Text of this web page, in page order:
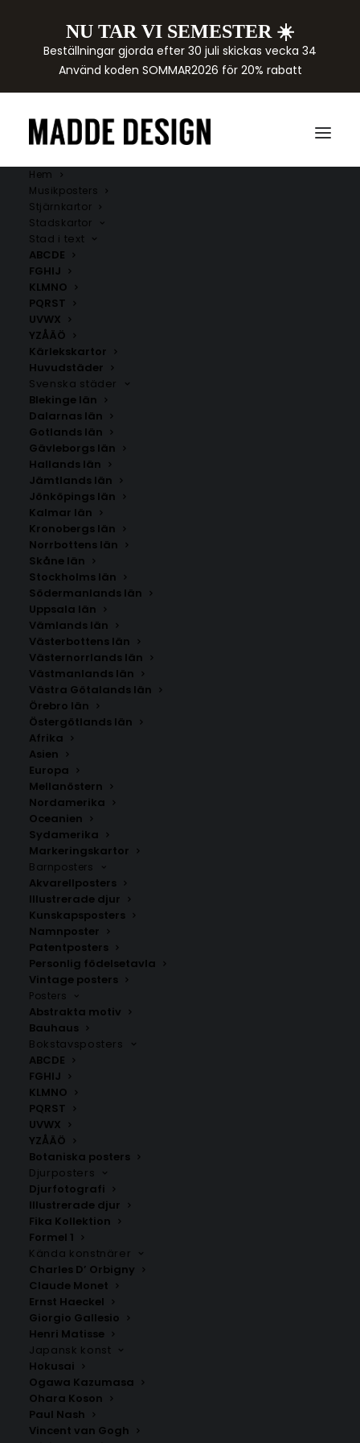
NU TAR VI SEMESTER ☀️
Beställningar gjorda efter 30 juli skickas vecka 34
Använd koden SOMMAR2026 för 20% rabatt
Hem
Musikposters
Stjärnkartor
Stadskartor
Stad i text
ABCDE
FGHIJ
KLMNO
PQRST
UVWX
YZÅÄÖ
Kärlekskartor
Huvudstäder
Svenska städer
Blekinge län
Dalarnas län
Gotlands län
Gävleborgs län
Hallands län
Jämtlands län
Jönköpings län
Kalmar län
Kronobergs län
Norrbottens län
Skåne län
Stockholms län
Södermanlands län
Uppsala län
Vämlands län
Västerbottens län
Västernorrlands län
Västmanlands län
Västra Götalands län
Örebro län
Östergötlands län
Afrika
Asien
Europa
Mellanöstern
Nordamerika
Oceanien
Sydamerika
Markeringskartor
Barnposters
Akvarellposters
Illustrerade djur
Kunskapsposters
Namnposter
Patentposters
Personlig födelsetavla
Vintage posters
Posters
Abstrakta motiv
Bauhaus
Bokstavsposters
ABCDE
FGHIJ
KLMNO
PQRST
UVWX
YZÅÄÖ
Botaniska posters
Djurposters
Djurfotografi
Illustrerade djur
Fika Kollektion
Formel 1
Kända konstnärer
Charles D’ Orbigny
Claude Monet
Ernst Haeckel
Giorgio Gallesio
Henri Matisse
Japansk konst
Hokusai
Ogawa Kazumasa
Ohara Koson
Paul Nash
Vincent van Gogh
Minimalistisk Magnolia Poster
Storlek
229.00kr
Minimalistisk Magnolia Poster i beige toner och
mörkgröna detaljer. Perfekt för skandinavisk och
modern inredning. Skapa en stilren tavelvägg.
Botaniska posters
posters,Sommarposters
White Kæmpferi Iris By Ogawa
Kazumasa
Fr.99.00